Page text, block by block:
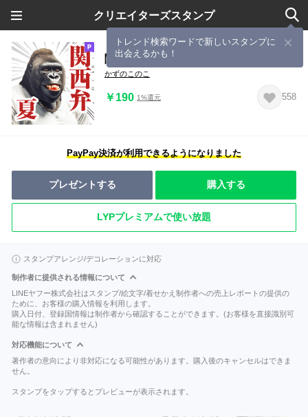
クリエイターズスタンプ
トレンド検索ワードで新しいスタンプに
出会えるかも！
関西弁ゴリラ【夏】
かずのこのこ
￥190 1%還元 558
PayPay決済が利用できるようになりました
プレゼントする 購入する
LYPプレミアムで使い放題
スタンプアレンジ/デコレーションに対応
制作者に提供される情報について
LINEヤフー株式会社はスタンプ/絵文字/着せかえ制作者への売上レポートの提供の
ために、お客様の購入情報を利用します。
購入日付、登録国情報は制作者から確認することができます。(お客様を直接識別可
能な情報は含まれません)
対応機能について
著作者の意向により非対応になる可能性があります。購入後のキャンセルはできま
せん。
スタンプをタップするとプレビューが表示されます。